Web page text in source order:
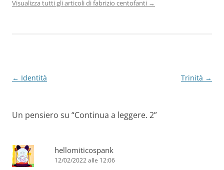
Visualizza tutti gli articoli di fabrizio centofanti →
Navigazione
← Identità Trinità →
Un pensiero su “Continua a leggere. 2”
hellomiticospank
12/02/2022 alle 12:06